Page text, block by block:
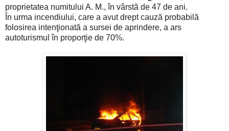
proprietatea numitului A. M., în vârstă de 47 de ani.
În urma incendiului, care a avut drept cauză probabilă
folosirea intenţionată a sursei de aprindere, a ars
autoturismul în proporţie de 70%.